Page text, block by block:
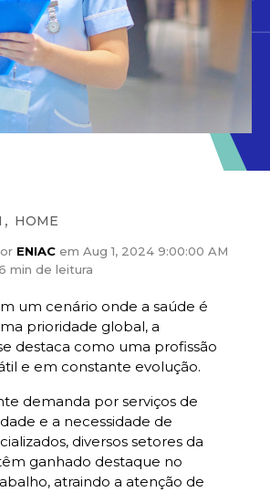
, HOME
ENIAC em Aug 1, 2024 9:00:00 AM
min de leitura
um cenário onde a saúde é
prioridade global, a
destaca como uma profissão
e em constante evolução.
demanda por serviços de
e a necessidade de
diversos setores da
ganhado destaque no
atraindo a atenção de